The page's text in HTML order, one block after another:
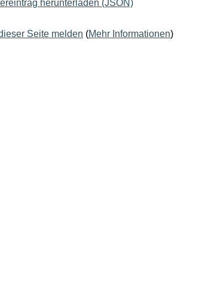
herunterladen (JSON)
Seite melden (Mehr Informationen)